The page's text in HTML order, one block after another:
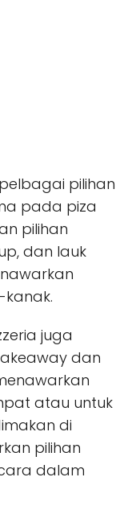
pilihan
pada piza
pilihan
dan lauk
juga
dan
atau untuk
di
pilihan
dalam